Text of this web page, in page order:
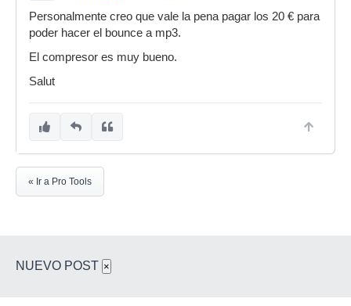
Personalmente creo que vale la pena pagar los 20 € para
poder hacer el bounce a mp3.
El compresor es muy bueno.
Salut
« Ir a Pro Tools
NUEVO POST ×